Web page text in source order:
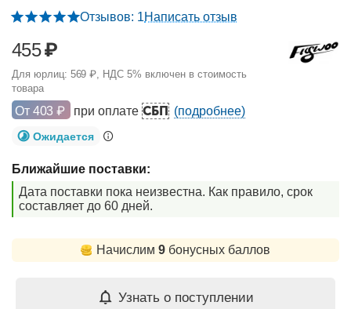
Отзывов: 1Написать отзыв
455₽
Для юрлиц: 569 ₽, НДС 5% включен в стоимость
товара
От 403 ₽ при оплатеСБП (подробнее)
Ожидается
Ближайшие поставки:
Дата поставки пока неизвестна. Как правило, срок
составляет до 60 дней.
Начислим 9 бонусных баллов
Узнать о поступлении